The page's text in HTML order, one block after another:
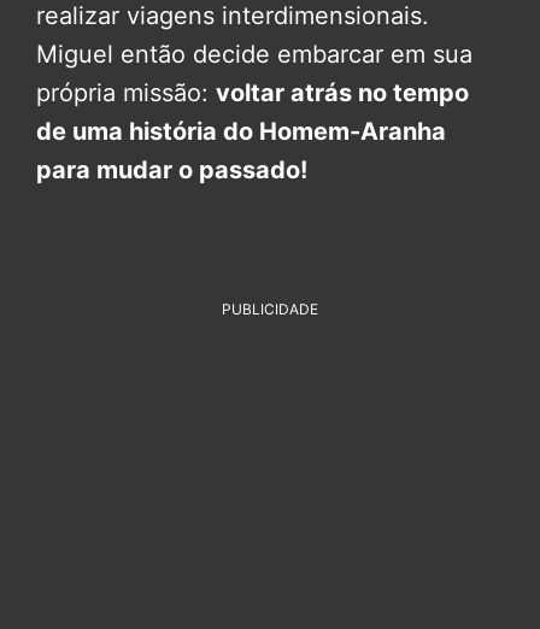
realizar viagens interdimensionais.
Miguel então decide embarcar em sua
própria missão: voltar atrás no tempo
de uma história do Homem-Aranha
para mudar o passado!
PUBLICIDADE